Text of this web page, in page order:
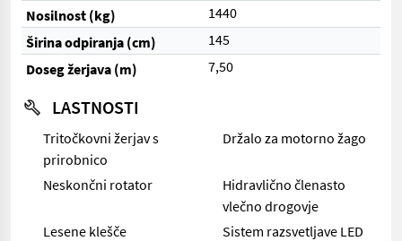
Nosilnost (kg)
1440
Širina odpiranja (cm)
145
Doseg žerjava (m)
7,50
LASTNOSTI
Tritočkovni žerjav s
prirobnico
Držalo za motorno žago
Neskončni rotator
Hidravlično členasto
vlečno drogovje
Lesene klešče
Sistem razsvetljave LED